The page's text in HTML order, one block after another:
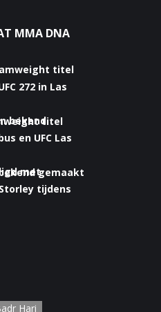
MMA DNA
titel
gemaakt
Hari